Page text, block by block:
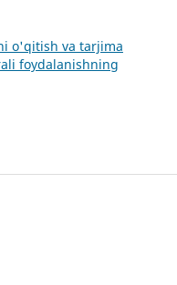
o'qitish va tarjima
foydalanishning